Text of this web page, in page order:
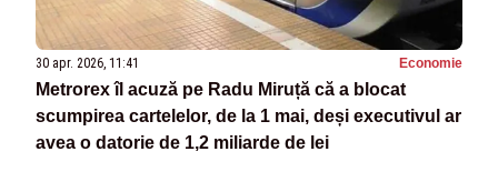
30 apr. 2026, 11:41 Economie
Metrorex îl acuză pe Radu Miruță că a blocat
scumpirea cartelelor, de la 1 mai, deși executivul ar
avea o datorie de 1,2 miliarde de lei